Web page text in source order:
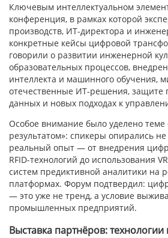
Ключевым интеллектуальном
конференция, в рамках которой
производств, ИТ-директора и
конкретные кейсы цифровой
говорили о развитии инженерной
образовательных процессов,
интеллекта и машинного обучения,
отечественные ИТ-решения, защите
данных и новых подходах к
Особое внимание было уделено
результатом»: спикеры опирались
реальный опыт — от внедрения
RFID-технологий до использования
систем предиктивной аналитики на
платформах. Форум подтвердил:
— это уже не тренд, а условие
промышленных предприятий.
Выставка партнёров: технологии